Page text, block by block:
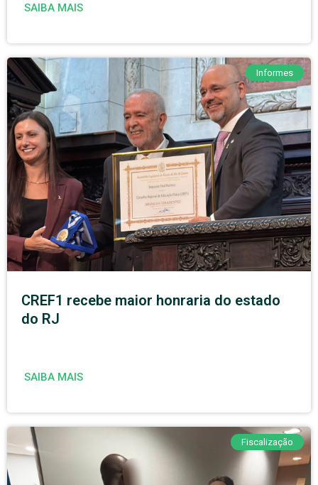
SAIBA MAIS
Informes
CREF1 recebe maior honraria do estado
do RJ
SAIBA MAIS
Fiscalização